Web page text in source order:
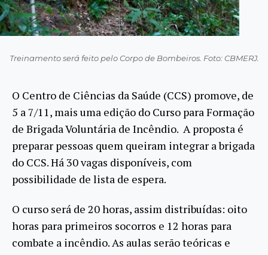
Treinamento será feito pelo Corpo de Bombeiros. Foto: CBMERJ.
O Centro de Ciências da Saúde (CCS) promove, de
5 a 7/11, mais uma edição do Curso para Formação
de Brigada Voluntária de Incêndio. A proposta é
preparar pessoas quem queiram integrar a brigada
do CCS. Há 30 vagas disponíveis, com
possibilidade de lista de espera.
O curso será de 20 horas, assim distribuídas: oito
horas para primeiros socorros e 12 horas para
combate a incêndio. As aulas serão teóricas e